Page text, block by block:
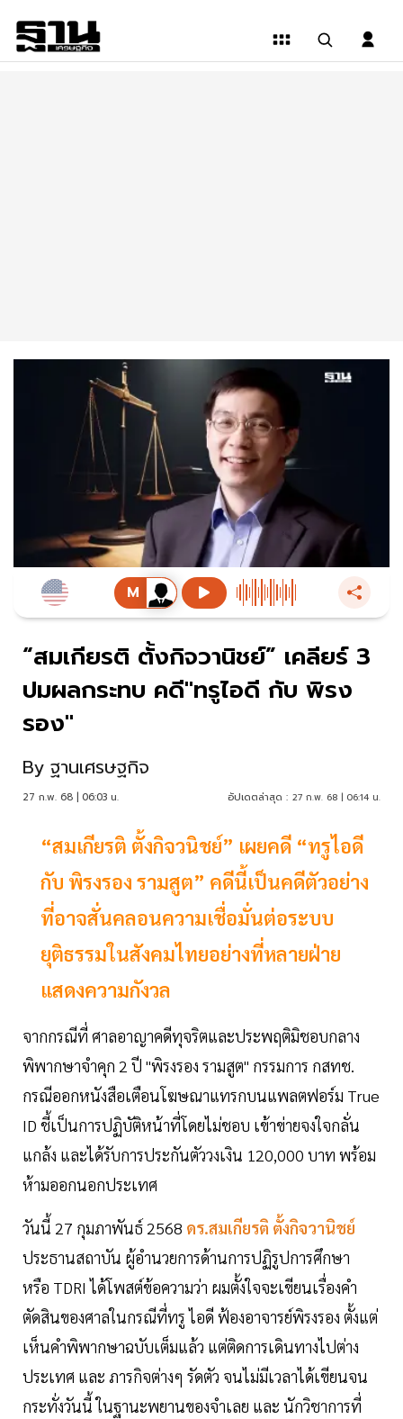
“สมเกียรติ ตั้งกิจวานิชย์” เคลียร์ 3
ปมผลกระทบ คดี"ทรูไอดี กับ พิรง
รอง"
By ฐานเศรษฐกิจ
27 ก.พ. 68 | 06:03 น. อัปเดตล่าสุด : 27 ก.พ. 68 | 06:14 น.
“สมเกียรติ ตั้งกิจวนิชย์” เผยคดี “ทรูไอดี
กับ พิรงรอง รามสูต” คดีนี้เป็นคดีตัวอย่าง
ที่อาจสั่นคลอนความเชื่อมั่นต่อระบบ
ยุติธรรมในสังคมไทยอย่างที่หลายฝ่าย
แสดงความกังวล
จากกรณีที่ ศาลอาญาคดีทุจริตและประพฤติมิชอบกลาง
พิพากษาจำคุก 2 ปี "พิรงรอง รามสูต" กรรมการ กสทช.
กรณีออกหนังสือเตือนโฆษณาแทรกบนแพลตฟอร์ม True
ID ชี้เป็นการปฏิบัติหน้าที่โดยไม่ชอบ เข้าข่ายจงใจกลั่น
แกล้ง และได้รับการประกันตัววงเงิน 120,000 บาท พร้อม
ห้ามออกนอกประเทศ
วันนี้ 27 กุมภาพันธ์ 2568 ดร.สมเกียรติ ตั้งกิจวานิชย์
ประธานสถาบัน ผู้อำนวยการด้านการปฏิรูปการศึกษา
หรือ TDRI ได้โพสต์ข้อความว่า ผมตั้งใจจะเขียนเรื่องคำ
ตัดสินของศาลในกรณีที่ทรู ไอดี ฟ้องอาจารย์พิรงรอง ตั้งแต่
เห็นคำพิพากษาฉบับเต็มแล้ว แต่ติดการเดินทางไปต่าง
ประเทศ และ ภารกิจต่างๆ รัดตัว จนไม่มีเวลาได้เขียนจน
กระทั่งวันนี้ ในฐานะพยานของจำเลย และ นักวิชาการที่